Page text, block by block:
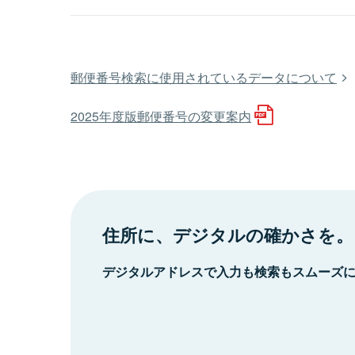
郵便番号検索に使用されているデータについて
2025年度版郵便番号の変更案内
住所に、デジタルの確かさを。
デジタルアドレスで入力も検索もスムーズ